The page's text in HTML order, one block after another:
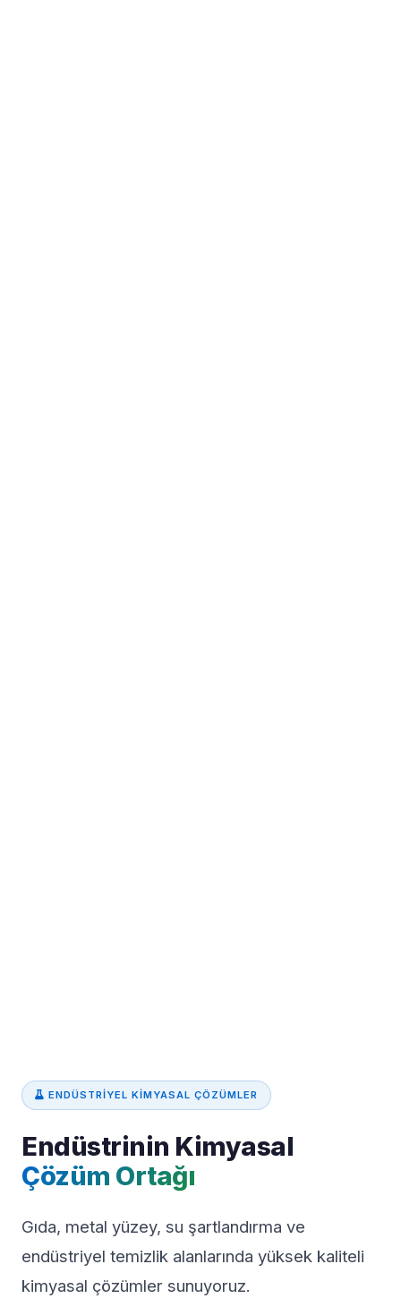
ENDÜSTRIYEL KIMYASAL ÇÖZÜMLER
Endüstrinin Kimyasal
Çözüm Ortağı
Gıda, metal yüzey, su şartlandırma ve
endüstriyel temizlik alanlarında yüksek kaliteli
kimyasal çözümler sunuyoruz.